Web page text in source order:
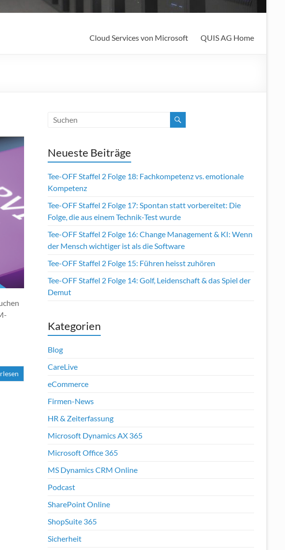
Cloud Services von Microsoft QUIS AG Home
Neueste Beiträge
Tee-OFF Staffel 2 Folge 18: Fachkompetenz vs. emotionale
Kompetenz
Tee-OFF Staffel 2 Folge 17: Spontan statt vorbereitet: Die
Folge, die aus einem Technik-Test wurde
Tee-OFF Staffel 2 Folge 16: Change Management & KI: Wenn
der Mensch wichtiger ist als die Software
Tee-OFF Staffel 2 Folge 15: Führen heisst zuhören
Tee-OFF Staffel 2 Folge 14: Golf, Leidenschaft & das Spiel der
Demut
Kategorien
Blog
CareLive
eCommerce
Firmen-News
HR & Zeiterfassung
Microsoft Dynamics AX 365
Microsoft Office 365
MS Dynamics CRM Online
Podcast
SharePoint Online
ShopSuite 365
Sicherheit